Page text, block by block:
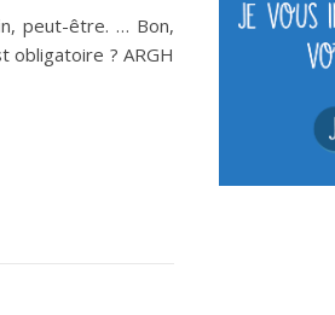
peut-être. … Bon,
obligatoire ? ARGH